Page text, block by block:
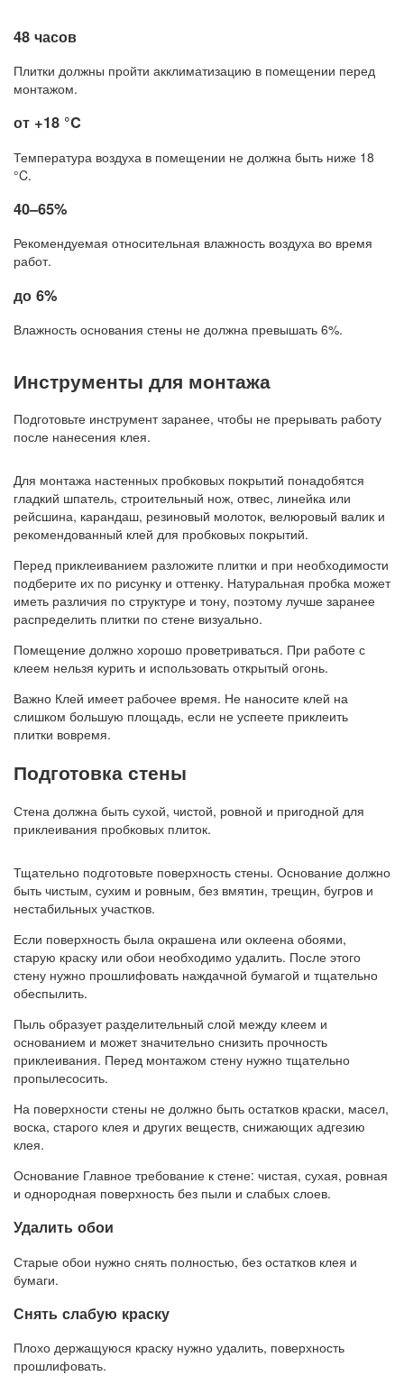
48 часов
Плитки должны пройти акклиматизацию в помещении перед
монтажом.
от +18 °C
Температура воздуха в помещении не должна быть ниже 18
°C.
40–65%
Рекомендуемая относительная влажность воздуха во время
работ.
до 6%
Влажность основания стены не должна превышать 6%.
Инструменты для монтажа
Подготовьте инструмент заранее, чтобы не прерывать работу
после нанесения клея.
Для монтажа настенных пробковых покрытий понадобятся
гладкий шпатель, строительный нож, отвес, линейка или
рейсшина, карандаш, резиновый молоток, велюровый валик и
рекомендованный клей для пробковых покрытий.
Перед приклеиванием разложите плитки и при необходимости
подберите их по рисунку и оттенку. Натуральная пробка может
иметь различия по структуре и тону, поэтому лучше заранее
распределить плитки по стене визуально.
Помещение должно хорошо проветриваться. При работе с
клеем нельзя курить и использовать открытый огонь.
Важно Клей имеет рабочее время. Не наносите клей на
слишком большую площадь, если не успеете приклеить
плитки вовремя.
Подготовка стены
Стена должна быть сухой, чистой, ровной и пригодной для
приклеивания пробковых плиток.
Тщательно подготовьте поверхность стены. Основание должно
быть чистым, сухим и ровным, без вмятин, трещин, бугров и
нестабильных участков.
Если поверхность была окрашена или оклеена обоями,
старую краску или обои необходимо удалить. После этого
стену нужно прошлифовать наждачной бумагой и тщательно
обеспылить.
Пыль образует разделительный слой между клеем и
основанием и может значительно снизить прочность
приклеивания. Перед монтажом стену нужно тщательно
пропылесосить.
На поверхности стены не должно быть остатков краски, масел,
воска, старого клея и других веществ, снижающих адгезию
клея.
Основание Главное требование к стене: чистая, сухая, ровная
и однородная поверхность без пыли и слабых слоев.
Удалить обои
Старые обои нужно снять полностью, без остатков клея и
бумаги.
Снять слабую краску
Плохо держащуюся краску нужно удалить, поверхность
прошлифовать.